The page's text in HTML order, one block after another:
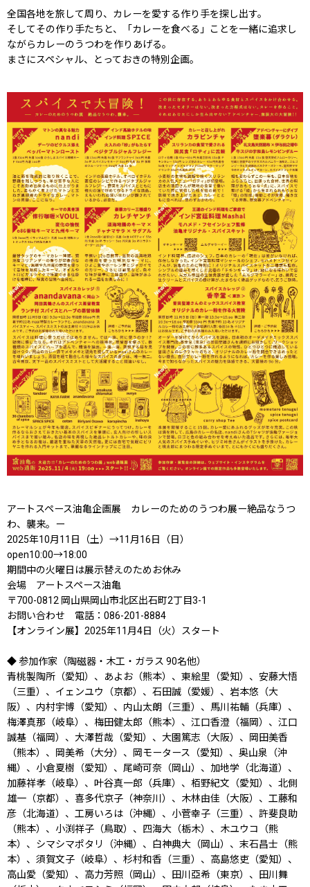
全国各地を旅して周り、カレーを愛する作り手を探し出す。
そしてその作り手たちと、「カレーを食べる」ことを一緒に追求し
ながらカレーのうつわを作りあげる。
まさにスペシャル、とっておきの特別企画。
アートスペース油亀企画展 カレーのためのうつわ展ー絶品なうつ
わ、襲来。ー
2025年10月11日（土）→11月16日（日）
open10:00→18:00
期間中の火曜日は展示替えのためお休み
会場 アートスペース油亀
〒700-0812 岡山県岡山市北区出石町2丁目3-1
お問い合わせ 電話：086-201-8884
【オンライン展】2025年11月4日（火）スタート
◆ 参加作家（陶磁器・木工・ガラス 90名他）
青桃製陶所（愛知）、あよお（熊本）、東絵里（愛知）、安藤大悟
（三重）、イェンユウ（京都）、石田誠（愛媛）、岩本悠（大
阪）、内村宇博（愛知）、内山太朗（三重）、馬川祐輔（兵庫）、
梅澤真那（岐阜）、梅田健太郎（熊本）、江口香澄（福岡）、江口
誠基（福岡）、大澤哲哉（愛知）、大園篤志（大阪）、岡田美香
（熊本）、岡美希（大分）、岡モータース（愛知）、奥山泉（沖
縄）、小倉夏樹（愛知）、尾崎可奈（岡山）、加地学（北海道）、
加藤祥孝（岐阜）、叶谷真一郎（兵庫）、栢野紀文（愛知）、北側
雄一（京都）、喜多代京子（神奈川）、木林由佳（大阪）、工藤和
彦（北海道）、工房いろは（沖縄）、小菅幸子（三重）、許斐良助
（熊本）、小渕祥子（鳥取）、四海大（栃木）、木ユウコ（熊
本）、シマシマポタリ（沖縄）、白神典大（岡山）、末石昌士（熊
本）、須賀文子（岐阜）、杉村和香（三重）、高島悠吏（愛知）、
高山愛（愛知）、高力芳照（岡山）、田川亞希（東京）、田川舞